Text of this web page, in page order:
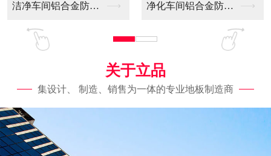
全铝防静电地板
关于立品
集设计、 制造、销售为一体的专业地板制造商